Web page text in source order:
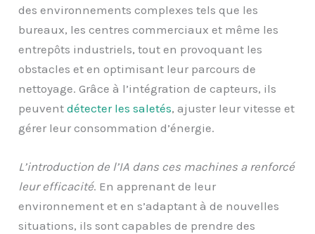
des environnements complexes tels que les
bureaux, les centres commerciaux et même les
entrepôts industriels, tout en provoquant les
obstacles et en optimisant leur parcours de
nettoyage. Grâce à l’intégration de capteurs, ils
peuventdétecter les saletés, ajuster leur vitesse et
gérer leur consommation d’énergie.
L’introduction de l’IA dans ces machines a renforcé
leur efficacité. En apprenant de leur
environnement et en s’adaptant à de nouvelles
situations, ils sont capables de prendre des